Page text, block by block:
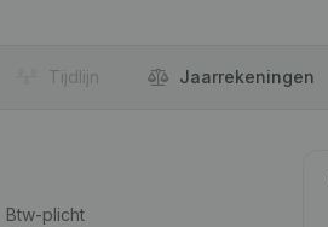
Tijdlijn Jaar­rekeningen
Btw-plicht